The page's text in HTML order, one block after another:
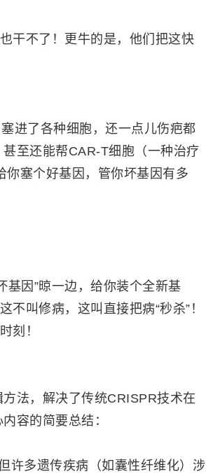
干不了！更牛的是，他们把这快
进了各种细胞，还一点儿伤疤都
至还能帮CAR-T细胞（一种治疗
塞个好基因，管你坏基因有多
基因”晾一边，给你装个全新基
不叫修病，这叫直接把病“秒杀”！
刻！
法，解决了传统CRISPR技术在
容的简要总结：
许多遗传疾病（如囊性纤维化）涉